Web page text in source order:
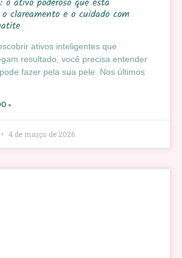
clareamento e o cuidado com
ativos inteligentes que
resultado, você precisa entender
fazer pela sua pele. Nos últimos
»
4 de março de 2026